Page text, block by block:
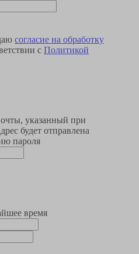
согласие на обработку
с Политикой
указанный при
будет отправлена
пароля
время